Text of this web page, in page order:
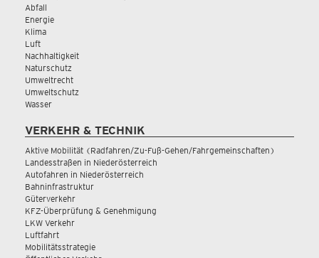
Abfall
Energie
Klima
Luft
Nachhaltigkeit
Naturschutz
Umweltrecht
Umweltschutz
Wasser
VERKEHR & TECHNIK
Aktive Mobilität (Radfahren/Zu-Fuß-Gehen/Fahrgemeinschaften)
Landesstraßen in Niederösterreich
Autofahren in Niederösterreich
Bahninfrastruktur
Güterverkehr
KFZ-Überprüfung & Genehmigung
LKW Verkehr
Luftfahrt
Mobilitätsstrategie